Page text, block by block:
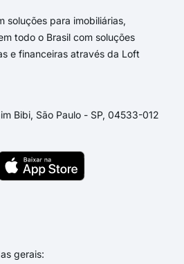
soluções para imobiliárias,
todo o Brasil com soluções
e financeiras através da Loft
Bibi, São Paulo - SP, 04533-012
gerais: